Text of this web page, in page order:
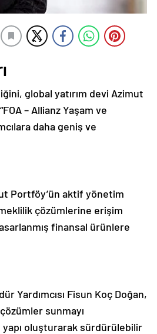
global yatırım devi Azimut
– Allianz Yaşam ve
daha geniş ve
Portföy’ün aktif yönetim
çözümlerine erişim
finansal ürünlere
Yardımcısı Fisun Koç Doğan,
sunmayı
oluşturarak sürdürülebilir